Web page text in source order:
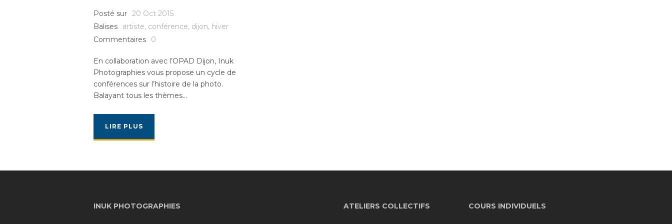
Posté sur 20 Oct 2015
Balises
artiste, conférence, dijon, hiver
Commentaires
0
En collaboration avec l’OPAD Dijon, Inuk
Photographies vous propose un cycle de
conférences sur l’histoire de la photo.
Balayant tous les thèmes...
LIRE PLUS
INUK PHOTOGRAPHIES ATELIERS COLLECTIFS COURS INDIVIDUELS